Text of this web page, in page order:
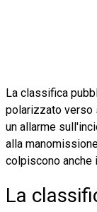
La classifica
polarizzato verso
un allarme
alla
colpiscono anche
La